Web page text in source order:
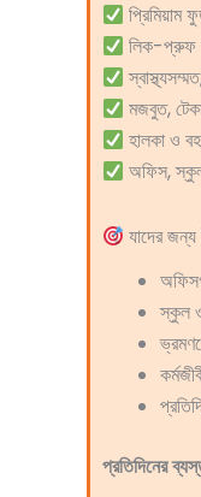
লিক-প্রুফ
মজবুত,
হালকা ও
অফিস,
যাদের
স্কুল ও
প্রতিদিনের